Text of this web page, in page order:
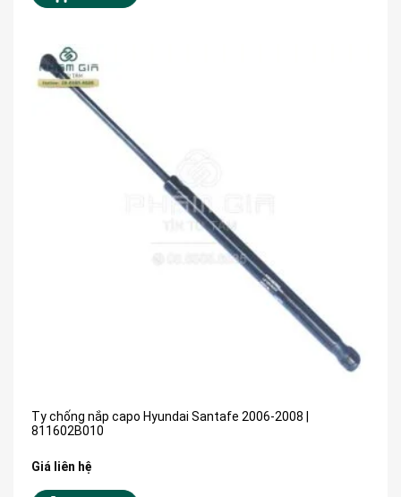
Ty chống nắp capo Hyundai Santafe 2006-2008 |
811602B010
Giá liên hệ